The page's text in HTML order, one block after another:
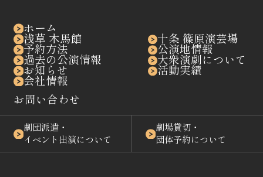
ホーム
浅草 木馬館 十条 篠原演芸場
予約方法 公演地情報
過去の公演情報 大衆演劇について
お知らせ 活動実績
会社情報
お問い合わせ
劇団派遣・
イベント出演について
劇場貸切・
団体予約について